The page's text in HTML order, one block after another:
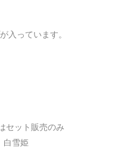
入っています。
セット販売のみ
白雪姫